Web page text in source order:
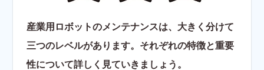
産業用ロボットのメンテナンスは、大きく分けて
三つのレベルがあります。それぞれの特徴と重要
性について詳しく見ていきましょう。